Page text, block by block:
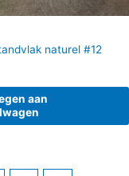
naturel #12
aan